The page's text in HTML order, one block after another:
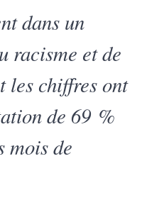
dans un
racisme et de
les chiffres ont
de 69 %
mois de